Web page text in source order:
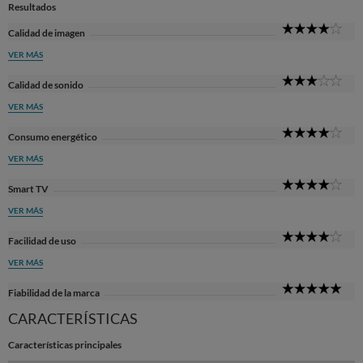
Resultados
Calidad de imagen
VER MÁS
Calidad de sonido
VER MÁS
Consumo energético
VER MÁS
Smart TV
VER MÁS
Facilidad de uso
VER MÁS
Fiabilidad de la marca
CARACTERÍSTICAS
Características principales